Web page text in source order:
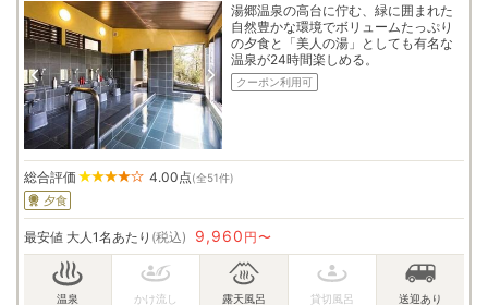
湯郷温泉の高台に佇む、緑に囲まれた
自然豊かな環境でボリュームたっぷり
の夕食と「美人の湯」としても有名な
温泉が24時間楽しめる。
クーポン利用可
総合評価 4.00点(全51件)
夕食
最安値 大人1名あたり (税込) 9,960 円〜